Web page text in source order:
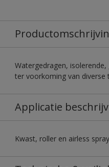
Watergedragen,
ter voorkoming van diverse
Applicatie
Kwast, roller en airless spray